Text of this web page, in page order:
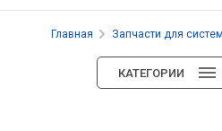
Главная Запчасти для
КАТЕГОРИИ